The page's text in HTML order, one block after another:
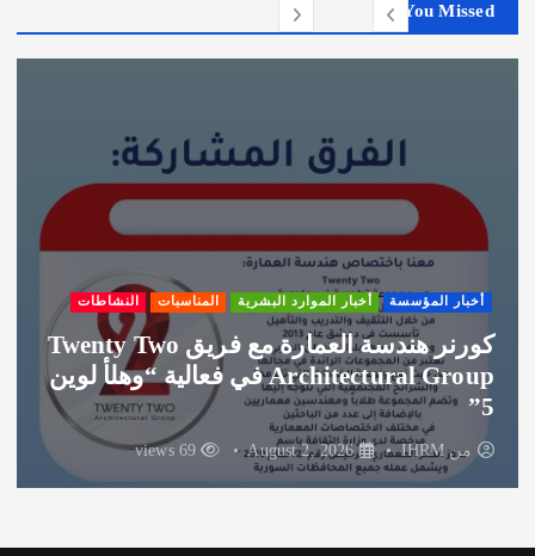
You Missed
أخبار المؤسسة أخبار الموارد البشرية المناسبات النشاطات
كورنر هندسة العمارة مع فريق Twenty Two
Architectural Group في فعالية “وهلأ لوين
5”
من IHRM
August 2, 2026
69 views